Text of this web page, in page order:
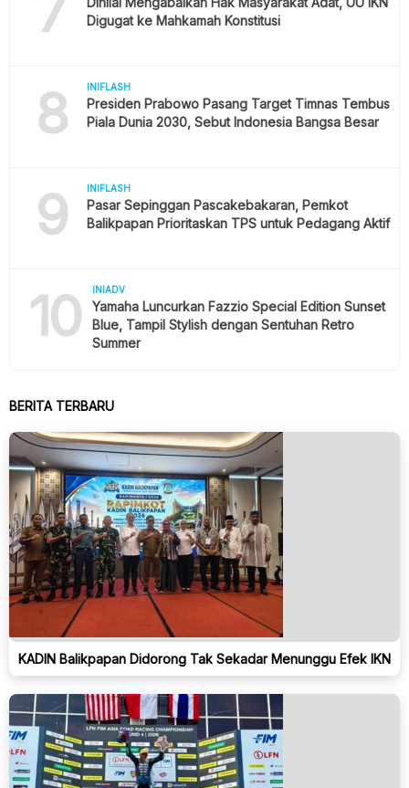
Digugat ke Mahkamah Konstitusi
8 INIFLASH
Presiden Prabowo Pasang Target Timnas Tembus
Piala Dunia 2030, Sebut Indonesia Bangsa Besar
9 INIFLASH
Pasar Sepinggan Pascakebakaran, Pemkot
Balikpapan Prioritaskan TPS untuk Pedagang Aktif
10 INIADV
Yamaha Luncurkan Fazzio Special Edition Sunset
Blue, Tampil Stylish dengan Sentuhan Retro
Summer
BERITA TERBARU
KADIN Balikpapan Didorong Tak Sekadar Menunggu Efek IKN